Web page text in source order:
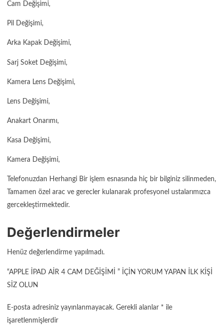
Cam Değişimi,
Pil Değişimi,
Arka Kapak Değişimi,
Sarj Soket Değişimi,
Kamera Lens Değişimi,
Lens Değişimi,
Anakart Onarımı,
Kasa Değişimi,
Kamera Değişimi,
Telefonuzdan Herhangi Bir işlem esnasında hiç bir bilginiz silinmeden,
Tamamen özel arac ve gerecler kulanarak profesyonel ustalarımızca
gercekleştirmektedir.
Değerlendirmeler
Henüz değerlendirme yapılmadı.
“APPLE İPAD AIR 4 CAM DEĞIŞIMI ” IÇIN YORUM YAPAN ILK KIŞI
SIZ OLUN
E-posta adresiniz yayınlanmayacak. Gerekli alanlar * ile
işaretlenmişlerdir